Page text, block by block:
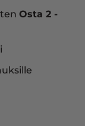
Osta 2 -